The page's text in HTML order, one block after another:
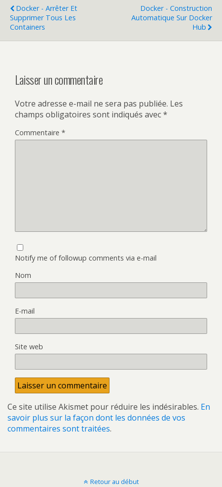
Docker - Arrêter Et
Supprimer Tous Les
Containers
Docker - Construction
Automatique Sur Docker
Hub
Laisser un commentaire
Votre adresse e-mail ne sera pas publiée. Les
champs obligatoires sont indiqués avec*
Commentaire *
Notify me of followup comments via e-mail
Nom
E-mail
Site web
Ce site utilise Akismet pour réduire les indésirables. En
savoir plus sur la façon dont les données de vos
commentaires sont traitées.
Retour au début